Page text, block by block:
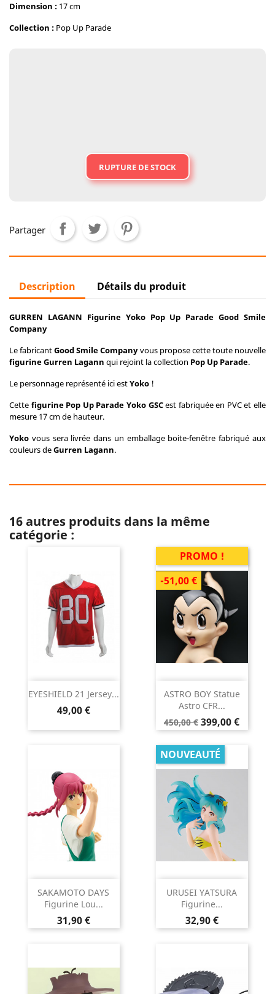
Dimension : 17 cm
Collection : Pop Up Parade
RUPTURE DE STOCK
Partager
Description Détails du produit
GURREN LAGANN Figurine Yoko Pop Up Parade Good Smile
Company
Le fabricantGood Smile Companyvous propose cette toute nouvelle
figurine Gurren Lagann qui rejoint la collection Pop Up Parade.
Le personnage représenté ici estYoko !
Cette figurine Pop Up Parade Yoko GSCest fabriquée en PVC et elle
mesure 17 cm de hauteur.
Yoko vous sera livrée dans un emballage boite-fenêtre fabriqué aux
couleurs deGurren Lagann.
16 autres produits dans la même
catégorie :
EYESHIELD 21 Jersey...
Prix
49,00 €
ASTRO BOY Statue
Astro CFR...
Prix
de
base
450,00 € Prix
399,00 €
PROMO !
-51,00 €
SAKAMOTO DAYS
Figurine Lou...
Prix
31,90 €
URUSEI YATSURA
Figurine...
Prix
32,90 €
NOUVEAUTÉ